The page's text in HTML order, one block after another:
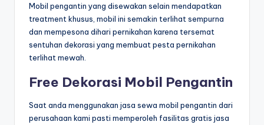
Mobil pengantin yang disewakan selain mendapatkan
treatment khusus, mobil ini semakin terlihat sempurna
dan mempesona dihari pernikahan karena tersemat
sentuhan dekorasi yang membuat pesta pernikahan
terlihat mewah.
Free Dekorasi Mobil Pengantin
Saat anda menggunakan jasa sewa mobil pengantin dari
perusahaan kami pasti memperoleh fasilitas gratis jasa